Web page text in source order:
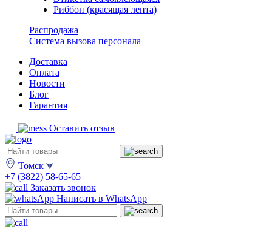
Риббон (красящая лента)
Распродажа
Система вызова персонала
Доставка
Оплата
Новости
Блог
Гарантия
Оставить отзыв
Томск
+7 (3822) 58-65-65
Заказать звонок
Написать в WhatsApp